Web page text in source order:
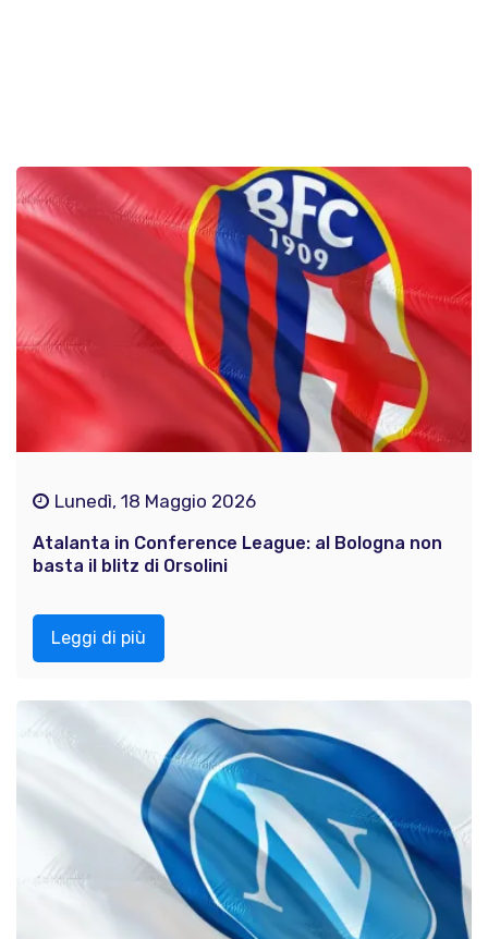
Lunedì, 18 Maggio 2026
Atalanta in Conference League: al Bologna non
basta il blitz di Orsolini
Leggi di più